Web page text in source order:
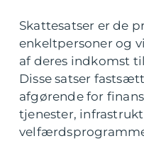
Skattesatser er de
enkeltpersoner og
af deres indkomst
Disse satser
afgørende for
tjenester,